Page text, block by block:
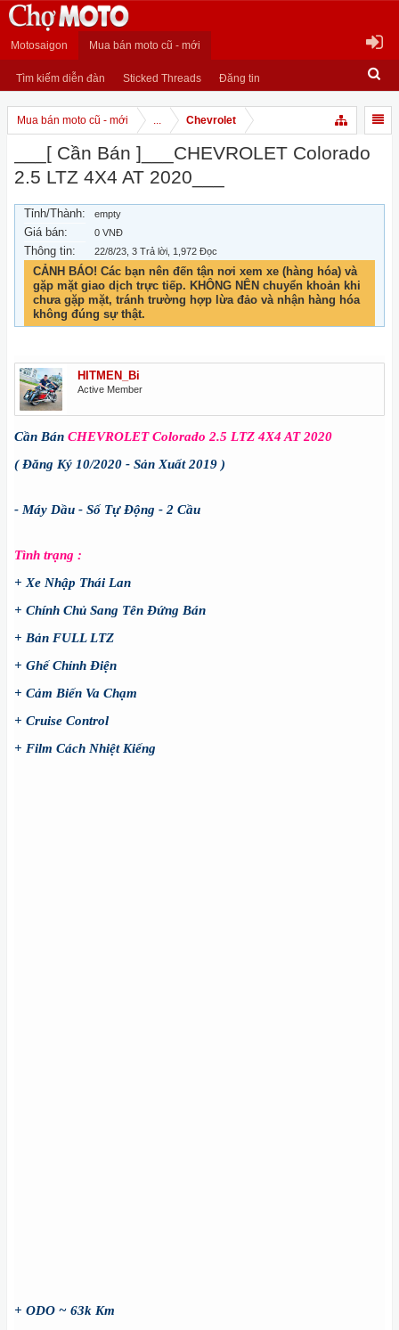
Motosaigon Mua bán moto cũ - mới
Tìm kiếm diễn đàn Sticked Threads Đăng tin
Mua bán moto cũ - mới ... Chevrolet
___[ Cần Bán ]___CHEVROLET Colorado
2.5 LTZ 4X4 AT 2020___
Tỉnh/Thành: empty
Giá bán: 0 VNĐ
Thông tin: 22/8/23 , 3 Trả lời, 1,972 Đọc
CẢNH BÁO! Các bạn nên đến tận nơi xem xe (hàng hóa) và
gặp mặt giao dịch trực tiếp. KHÔNG NÊN chuyển khoản khi
chưa gặp mặt, tránh trường hợp lừa đảo và nhận hàng hóa
không đúng sự thật.
HITMEN_Bi
Active Member
Cần Bán CHEVROLET Colorado 2.5 LTZ 4X4 AT 2020
( Đăng Ký 10/2020 - Sản Xuất 2019 )
- Máy Dầu - Số Tự Động - 2 Cầu
Tình trạng :
+ Xe Nhập Thái Lan
+ Chính Chủ Sang Tên Đứng Bán
+ Bản FULL LTZ
+ Ghế Chỉnh Điện
+ Cảm Biến Va Chạm
+ Cruise Control
+ Film Cách Nhiệt Kiếng
+ ODO ~ 63k Km